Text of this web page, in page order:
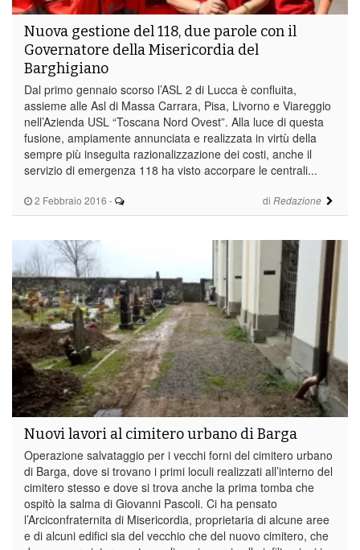
2 Febbraio 2016 - di Redazione
Nuova gestione del 118, due parole con il
Governatore della Misericordia del
Barghigiano
Dal primo gennaio scorso l’ASL 2 di Lucca è confluita,
assieme alle Asl di Massa Carrara, Pisa, Livorno e Viareggio
nell’Azienda USL “Toscana Nord Ovest”. Alla luce di questa
fusione, ampiamente annunciata e realizzata in virtù della
sempre più inseguita razionalizzazione dei costi, anche il
servizio di emergenza 118 ha visto accorpare le centrali...
Nuovi lavori al cimitero urbano di Barga
Operazione salvataggio per i vecchi forni del cimitero urbano
di Barga, dove si trovano i primi loculi realizzati all’interno del
cimitero stesso e dove si trova anche la prima tomba che
ospitò la salma di Giovanni Pascoli. Ci ha pensato
l’Arciconfraternita di Misericordia, proprietaria di alcune aree
e di alcuni edifici sia del vecchio che del nuovo cimitero, che